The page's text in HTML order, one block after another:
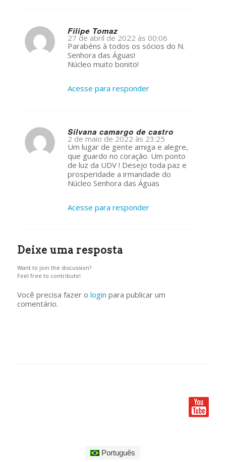
Filipe Tomaz
s
ays:
27 de abril de 2022 às 00:06
Parabéns à todos os sócios do N.
Senhora das Águas!
Núcleo muito bonito!
Acesse para responder
Silvana camargo de castro
s
ays:
2 de maio de 2022 às 23:25
Um lugar de gente amiga e alegre,
que guardo no coração. Um ponto
de luz da UDV ! Desejo toda paz e
prosperidade a irmandade do
Núcleo Senhora das Águas
Acesse para responder
Deixe uma resposta
Want to join the discussion?
Feel free to contribute!
Você precisa fazer o login para publicar um
comentário.
Português